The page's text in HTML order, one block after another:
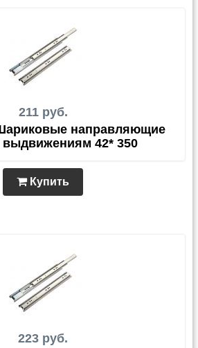
211 руб.
направляющие
выдвижениям 42* 350
Купить
223 руб.